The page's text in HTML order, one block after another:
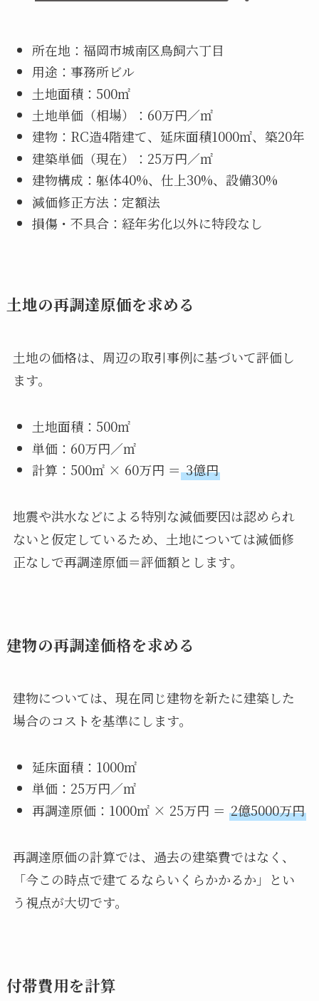
所在地：福岡市城南区鳥飼六丁目
用途：事務所ビル
土地面積：500㎡
土地単価（相場）：60万円／㎡
建物：RC造4階建て、延床面積1000㎡、築20年
建築単価（現在）：25万円／㎡
建物構成：躯体40%、仕上30%、設備30%
減価修正方法：定額法
損傷・不具合：経年劣化以外に特段なし
土地の再調達原価を求める
土地の価格は、周辺の取引事例に基づいて評価し
ます。
土地面積：500㎡
単価：60万円／㎡
計算：500㎡ × 60万円 ＝3億円
地震や洪水などによる特別な減価要因は認められ
ないと仮定しているため、土地については減価修
正なしで再調達原価＝評価額とします。
建物の再調達価格を求める
建物については、現在同じ建物を新たに建築した
場合のコストを基準にします。
延床面積：1000㎡
単価：25万円／㎡
再調達原価：1000㎡ × 25万円 ＝ 2億5000万円
再調達原価の計算では、過去の建築費ではなく、
「今この時点で建てるならいくらかかるか」とい
う視点が大切です。
付帯費用を計算